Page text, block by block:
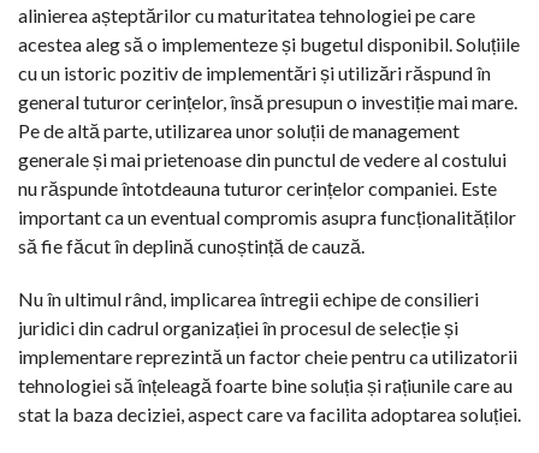
alinierea așteptărilor cu maturitatea tehnologiei pe care
acestea aleg să o implementeze și bugetul disponibil. Soluțiile
cu un istoric pozitiv de implementări și utilizări răspund în
general tuturor cerințelor, însă presupun o investiție mai mare.
Pe de altă parte, utilizarea unor soluții de management
generale și mai prietenoase din punctul de vedere al costului
nu răspunde întotdeauna tuturor cerințelor companiei. Este
important ca un eventual compromis asupra funcționalităților
să fie făcut în deplină cunoștință de cauză.
Nu în ultimul rând, implicarea întregii echipe de consilieri
juridici din cadrul organizației în procesul de selecție și
implementare reprezintă un factor cheie pentru ca utilizatorii
tehnologiei să înțeleagă foarte bine soluția și rațiunile care au
stat la baza deciziei, aspect care va facilita adoptarea soluției.